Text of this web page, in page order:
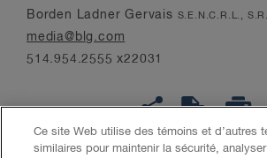
Borden Ladner Gervais S.E.N.C.R.L.,
media@blg.com
514.954.2555 x22031
Ce site Web utilise des témoins et d’autres
similaires pour maintenir la sécurité,